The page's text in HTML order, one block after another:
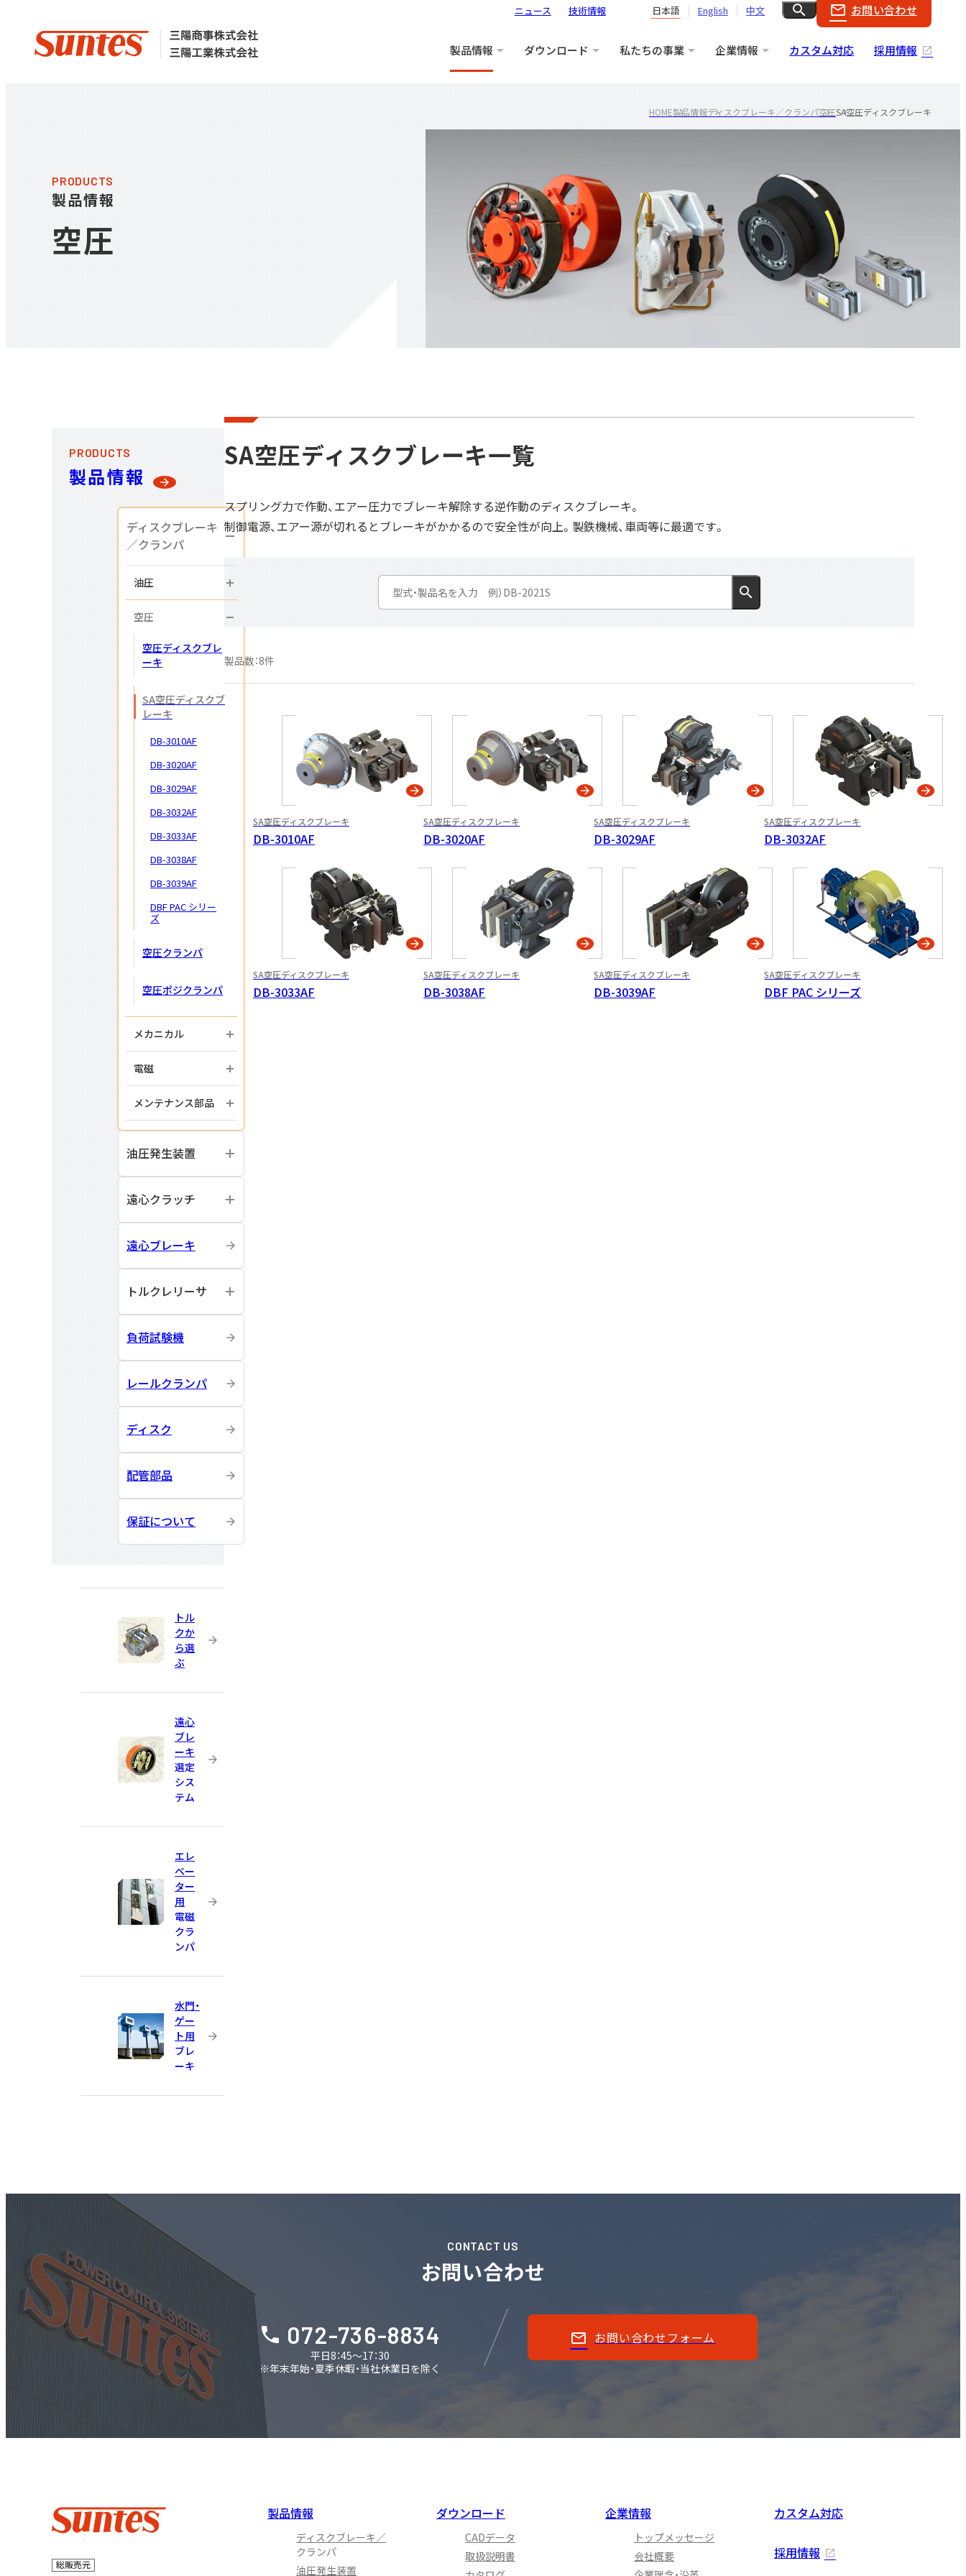
製品情報 ダウンロード 私たちの事業 企業情報 カスタム対応 採用情報
ニュース 技術情報 日本語 English 中文 search mail_outline お問い合わせ
HOME製品情報ディスクブレーキ／クランパ空圧SA空圧ディスクブレーキ
PRODUCTS
製品情報
空圧
SA空圧ディスクブレーキ一覧
スプリング力で作動、エアー圧力でブレーキ解除する逆作動のディスクブレーキ。
制御電源、エアー源が切れるとブレーキがかかるので安全性が向上。製鉄機械、車両等に最適です。
search
製品数：8件
SA空圧ディスクブレーキ
DB-3010AF
SA空圧ディスクブレーキ
DB-3020AF
SA空圧ディスクブレーキ
DB-3029AF
SA空圧ディスクブレーキ
DB-3032AF
SA空圧ディスクブレーキ
DB-3033AF
SA空圧ディスクブレーキ
DB-3038AF
SA空圧ディスクブレーキ
DB-3039AF
SA空圧ディスクブレーキ
DBF PAC シリーズ
PRODUCTS
製品情報
ディスクブレーキ
／クランパ
油圧
空圧
空圧ディスクブレ
ーキ
SA空圧ディスクブ
レーキ
DB-3010AF
DB-3020AF
DB-3029AF
DB-3032AF
DB-3033AF
DB-3038AF
DB-3039AF
DBF PAC シリー
ズ
空圧クランパ
空圧ポジクランパ
メカニカル
電磁
メンテナンス部品
油圧発生装置
遠心クラッチ
遠心ブレーキ
トルクレリーサ
負荷試験機
レールクランパ
ディスク
配管部品
保証について
トル
クか
ら選
ぶ
遠心
ブレ
ーキ
選定
シス
テム
エレ
ベー
ター
用
電磁
クラ
ンパ
水門・
ゲー
ト用
ブレ
ーキ
CONTACT US
お問い合わせ
072-736-8834
平日8：45～17：30
※年末年始・夏季休暇・当社休業日を除く
お問い合わせフォーム
製品情報
ディスクブレーキ／
クランパ
油圧発生装置
ダウンロード
CADデータ
取扱説明書
企業情報
トップメッセージ
会社概要
カスタム対応
採用情報
総販売元